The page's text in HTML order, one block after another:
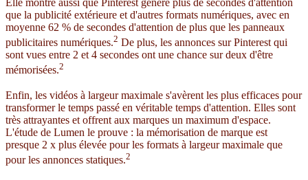
Elle montre aussi que Pinterest génère plus de secondes d'attention
que la publicité extérieure et d'autres formats numériques, avec en
moyenne 62 % de secondes d'attention de plus que les panneaux
publicitaires numériques.2 De plus, les annonces sur Pinterest qui
sont vues entre 2 et 4 secondes ont une chance sur deux d'être
mémorisées.2
Enfin, les vidéos à largeur maximale s'avèrent les plus efficaces pour
transformer le temps passé en véritable temps d'attention. Elles sont
très attrayantes et offrent aux marques un maximum d'espace.
L'étude de Lumen le prouve : la mémorisation de marque est
presque 2 x plus élevée pour les formats à largeur maximale que
pour les annonces statiques.2